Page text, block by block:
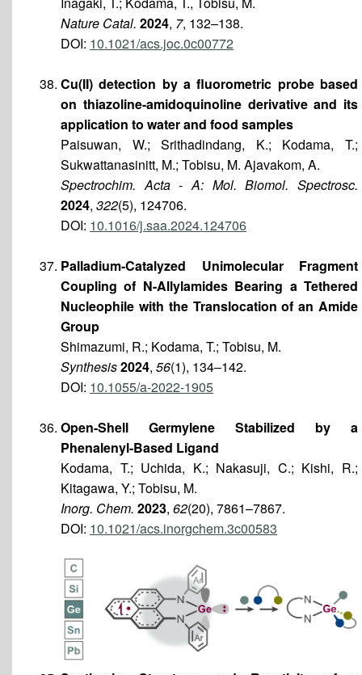
Nature Catal. 2024, 7, 132–138.
DOI: 10.1021/acs.joc.0c00772
Cu(II) detection by a fluorometric probe based
on thiazoline-amidoquinoline derivative and its
application to water and food samples
Paisuwan, W.; Srithadindang, K.; Kodama, T.;
Sukwattanasinitt, M.; Tobisu, M. Ajavakom, A.
Spectrochim. Acta - A: Mol. Biomol. Spectrosc.
2024, 322(5), 124706.
DOI: 10.1016/j.saa.2024.124706
Palladium-Catalyzed Unimolecular Fragment
Coupling of N-Allylamides Bearing a Tethered
Nucleophile with the Translocation of an Amide
Group
Shimazumi, R.; Kodama, T.; Tobisu, M.
Synthesis2024, 56(1), 134–142.
DOI: 10.1055/a-2022-1905
Open-Shell Germylene Stabilized by a
Phenalenyl-Based Ligand
Kodama, T.; Uchida, K.; Nakasuji, C.; Kishi, R.;
Kitagawa, Y.; Tobisu, M.
Inorg. Chem. 2023, 62(20), 7861–7867.
DOI: 10.1021/acs.inorgchem.3c00583